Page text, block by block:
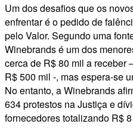
Um dos desafios que os
enfrentar é o pedido de
pelo Valor. Segundo uma
Winebrands é um dos
cerca de R$ 80 mil a receber
R$ 500 mil -, mas espera-se
No entanto, a Winebrands
634 protestos na Justiça e
fornecedores totalizando R$